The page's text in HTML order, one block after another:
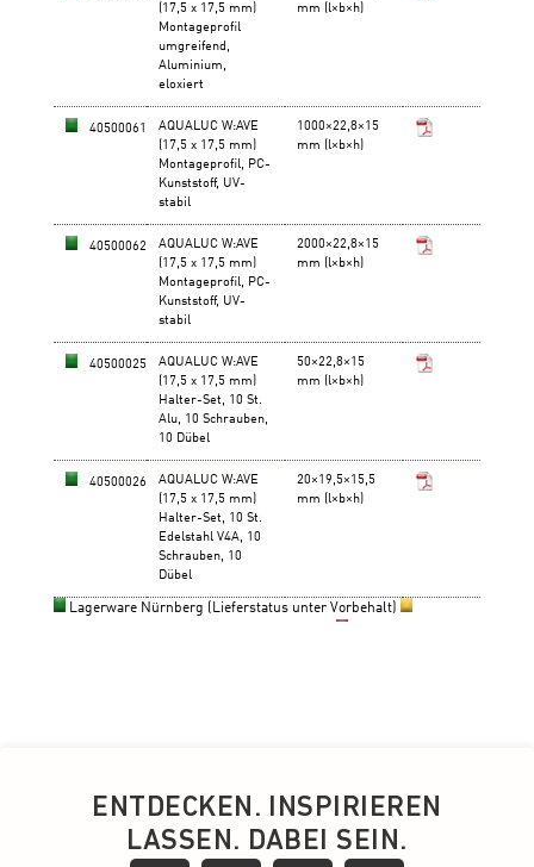
ENTDECKEN. INSPIRIEREN
LASSEN. DABEI SEIN.